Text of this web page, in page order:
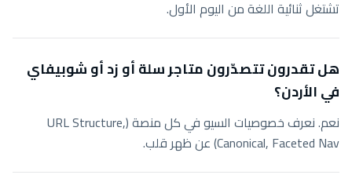
تشتغل ثنائية اللغة من اليوم الأول.
هل تقدرون تتصدّرون متاجر سلة أو زد أو شوبيفاي
في الأردن؟
نعم. نعرف خصوصيات السيو في كل منصة (URL Structure,
Canonical, Faceted Nav) عن ظهر قلب.